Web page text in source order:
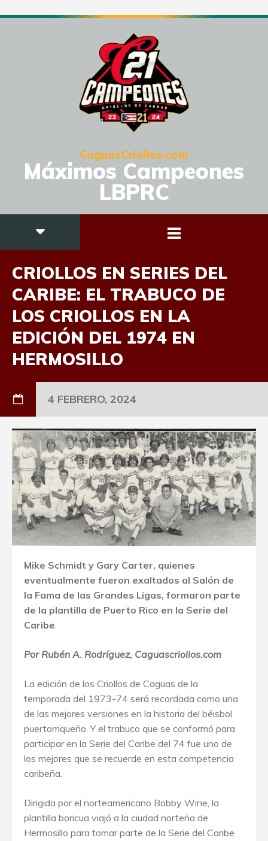
CaguasCriollos.com
Máximos Campeones
LBPRC
CRIOLLOS EN SERIES DEL
CARIBE: EL TRABUCO DE
LOS CRIOLLOS EN LA
EDICIÓN DEL 1974 EN
HERMOSILLO
4 FEBRERO, 2024
Mike Schmidt y Gary Carter, quienes
eventualmente fueron exaltados al Salón de
la Fama de las Grandes Ligas, formaron parte
de la plantilla de Puerto Rico en la Serie del
Caribe.
Por Rubén A. Rodríguez, Caguascriollos.com
La edición de los Criollos de Caguas de la
temporada del 1973-74 será recordada como una
de las mejores versiones en la historia del béisbol
puertorriqueño. Y el trabuco que se conformó para
participar en la Serie del Caribe del 74 fue uno de
los mejores que se recuerde en esta competencia
caribeña.
Dirigida por el norteamericano Bobby Wine, la
plantilla boricua viajó a la ciudad norteña de
Hermosillo para tomar parte de la Serie del Caribe